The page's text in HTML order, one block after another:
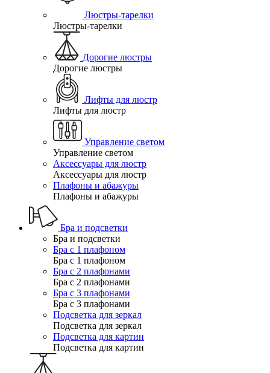
Люстры-тарелки
Люстры-тарелки
Дорогие люстры
Дорогие люстры
Лифты для люстр
Лифты для люстр
Управление светом
Управление светом
Аксессуары для люстр
Аксессуары для люстр
Плафоны и абажуры
Плафоны и абажуры
Бра и подсветки
Бра и подсветки
Бра с 1 плафоном
Бра с 1 плафоном
Бра с 2 плафонами
Бра с 2 плафонами
Бра с 3 плафонами
Бра с 3 плафонами
Подсветка для зеркал
Подсветка для зеркал
Подсветка для картин
Подсветка для картин